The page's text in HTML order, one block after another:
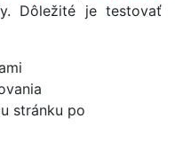
Dôležité je testovať
stránku po